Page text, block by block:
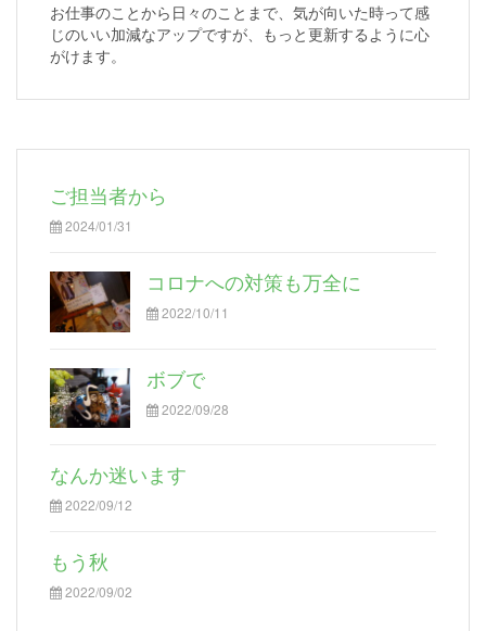
お仕事のことから日々のことまで、気が向いた時って感
じのいい加減なアップですが、もっと更新するように心
がけます。
ご担当者から
2024/01/31
コロナへの対策も万全に
2022/10/11
ボブで
2022/09/28
なんか迷います
2022/09/12
もう秋
2022/09/02